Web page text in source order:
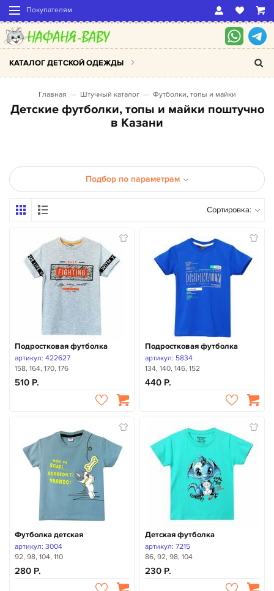
Покупателям
КАТАЛОГ ДЕТСКОЙ ОДЕЖДЫ
Главная Штучный каталог Футболки, топы и майки
Детские футболки, топы и майки поштучно
в Казани
Подбор по параметрам
Сортировка:
Подростковая футболка
артикул: 422627
158, 164, 170, 176
510
Подростковая футболка
артикул: 5834
134, 140, 146, 152
440
Футболка детская
артикул: 3004
92, 98, 104, 110
280
Детская футболка
артикул: 7215
86, 92, 98, 104
230